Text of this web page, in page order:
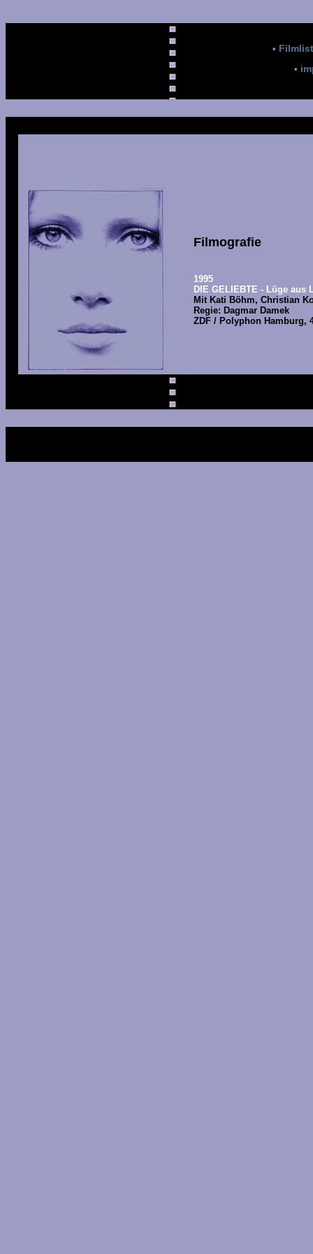
•
•
Filmografie
1995
DIE GELIEBTE - Lüge aus
Mit Kati Böhm, Christian
Regie: Dagmar Damek
ZDF / Polyphon Hamburg,